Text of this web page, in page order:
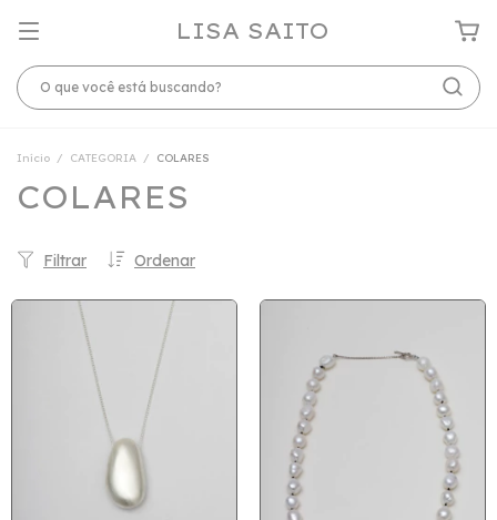
LISA SAITO
Início / CATEGORIA / COLARES
COLARES
Ordenar
Filtrar